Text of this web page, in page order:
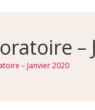
–
– Janvier 2020